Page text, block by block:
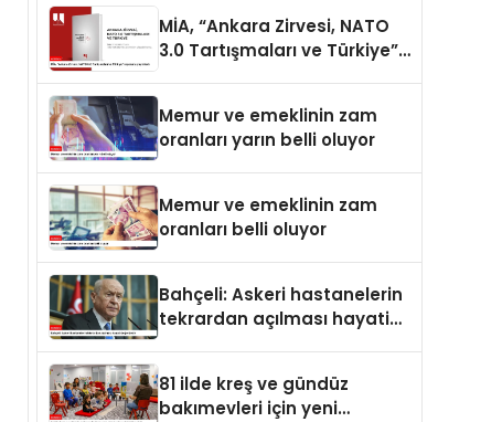
MİA, “Ankara Zirvesi, NATO
3.0 Tartışmaları ve Türkiye”
Memur ve emeklinin zam
oranları yarın belli oluyor
Memur ve emeklinin zam
oranları belli oluyor
Bahçeli: Askeri hastanelerin
tekrardan açılması hayati
81 ilde kreş ve gündüz
bakımevleri için yeni